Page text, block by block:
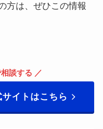
方は、ぜひこの情報
談する ／
イトはこちら